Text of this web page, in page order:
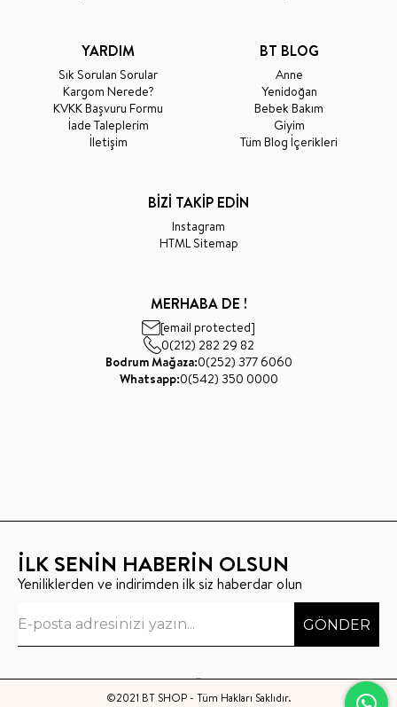
YARDIM
Sık Sorulan Sorular
Kargom Nerede?
KVKK Başvuru Formu
İade Taleplerim
İletişim
BT BLOG
Anne
Yenidoğan
Bebek Bakım
Giyim
Tüm Blog İçerikleri
BİZİ TAKİP EDİN
Instagram
HTML Sitemap
MERHABA DE !
[email protected]
0(212) 282 29 82
Bodrum Mağaza:0(252) 377 6060
Whatsapp:0(542) 350 0000
İLK SENİN HABERİN OLSUN
Yeniliklerden ve indirimden ilk siz haberdar olun
GÖNDER
©2021 BT SHOP - Tüm Hakları Saklıdır.